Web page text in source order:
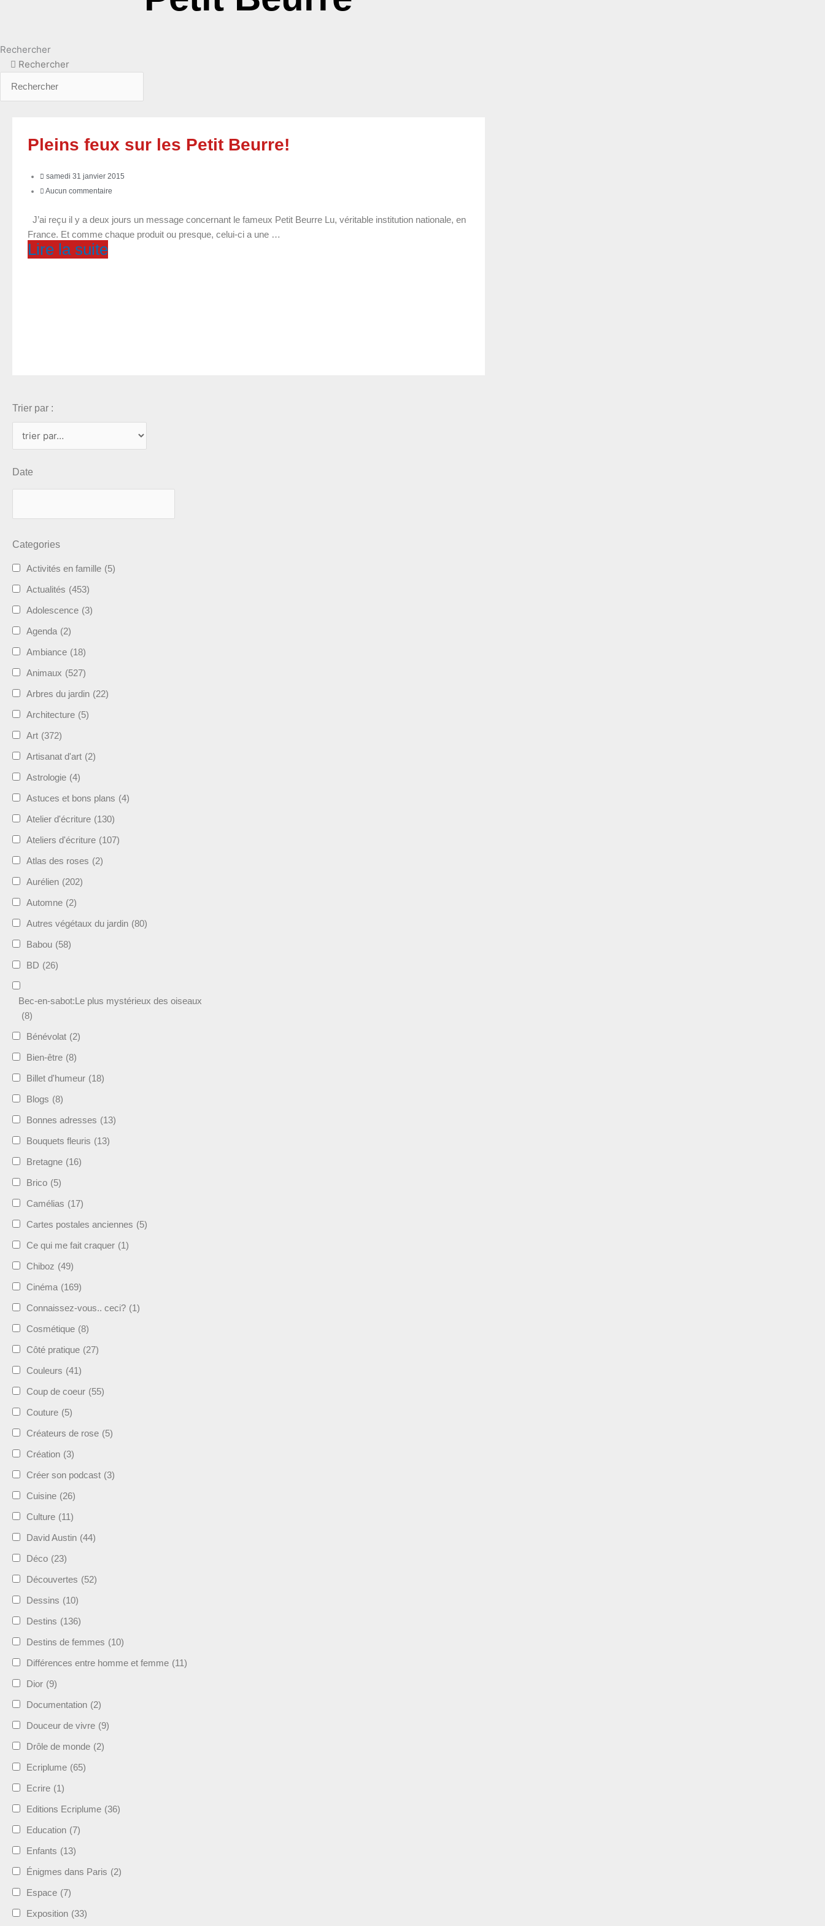
Rechercher
Rechercher
Pleins feux sur les Petit Beurre!
samedi 31 janvier 2015
Aucun commentaire
J’ai reçu il y a deux jours un message concernant le fameux Petit Beurre Lu, véritable institution nationale, en
France. Et comme chaque produit ou presque, celui-ci a une …
Lire la suite
Trier par :
Date
Categories
Activités en famille (5)
Actualités (453)
Adolescence (3)
Agenda (2)
Ambiance (18)
Animaux (527)
Arbres du jardin (22)
Architecture (5)
Art (372)
Artisanat d'art (2)
Astrologie (4)
Astuces et bons plans (4)
Atelier d'écriture (130)
Ateliers d'écriture (107)
Atlas des roses (2)
Aurélien (202)
Automne (2)
Autres végétaux du jardin (80)
Babou (58)
BD (26)
Bec-en-sabot:Le plus mystérieux des oiseaux
(8)
Bénévolat (2)
Bien-être (8)
Billet d'humeur (18)
Blogs (8)
Bonnes adresses (13)
Bouquets fleuris (13)
Bretagne (16)
Brico (5)
Camélias (17)
Cartes postales anciennes (5)
Ce qui me fait craquer (1)
Chiboz (49)
Cinéma (169)
Connaissez-vous.. ceci? (1)
Cosmétique (8)
Côté pratique (27)
Couleurs (41)
Coup de coeur (55)
Couture (5)
Créateurs de rose (5)
Création (3)
Créer son podcast (3)
Cuisine (26)
Culture (11)
David Austin (44)
Déco (23)
Découvertes (52)
Dessins (10)
Destins (136)
Destins de femmes (10)
Différences entre homme et femme (11)
Dior (9)
Documentation (2)
Douceur de vivre (9)
Drôle de monde (2)
Ecriplume (65)
Ecrire (1)
Editions Ecriplume (36)
Education (7)
Enfants (13)
Énigmes dans Paris (2)
Espace (7)
Exposition (33)